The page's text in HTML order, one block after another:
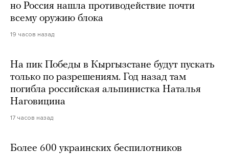
но Россия нашла противодействие почти
всему оружию блока
19 часов назад
На пик Победы в Кыргызстане будут пускать
только по разрешениям. Год назад там
погибла российская альпинистка Наталья
Наговицина
17 часов назад
Более 600 украинских беспилотников